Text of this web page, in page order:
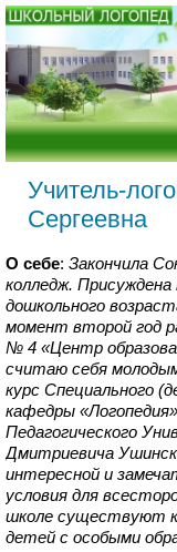
Учитель-
Сергеевна
О себе: Закончила
колледж.
дошкольного
момент второй год
№ 4 «Центр
считаю себя
курс Специального
кафедры
Педагогического
Дмитриевича
интересной и
условия для
школе существуют
детей с особыми